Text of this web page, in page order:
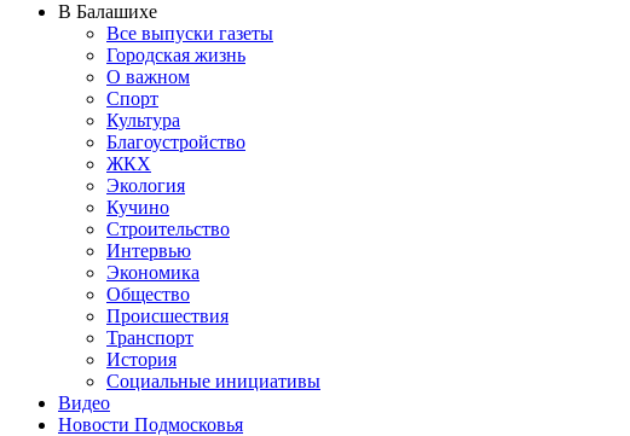
В Балашихе
Все выпуски газеты
Городская жизнь
О важном
Спорт
Культура
Благоустройство
ЖКХ
Экология
Кучино
Строительство
Интервью
Экономика
Общество
Происшествия
Транспорт
История
Социальные инициативы
Видео
Новости Подмосковья